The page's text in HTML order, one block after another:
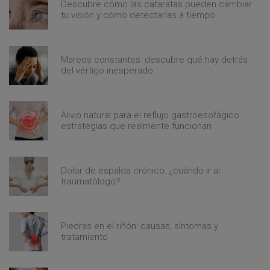
Descubre cómo las cataratas pueden cambiar
tu visión y cómo detectarlas a tiempo
Mareos constantes: descubre qué hay detrás
del vértigo inesperado
Alivio natural para el reflujo gastroesofágico:
estrategias que realmente funcionan
Dolor de espalda crónico: ¿cuándo ir al
traumatólogo?
Piedras en el riñón: causas, síntomas y
tratamiento